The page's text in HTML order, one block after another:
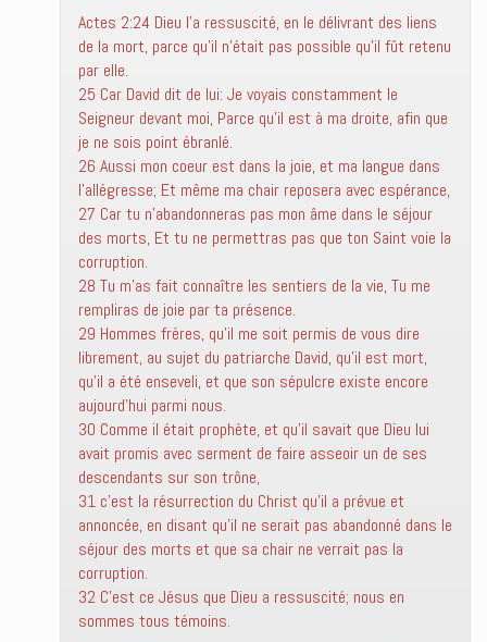
Actes 2:24 Dieu l’a ressuscité, en le délivrant des liens
de la mort, parce qu’il n’était pas possible qu’il fût retenu
par elle.
25 Car David dit de lui: Je voyais constamment le
Seigneur devant moi, Parce qu’il est à ma droite, afin que
je ne sois point ébranlé.
26 Aussi mon coeur est dans la joie, et ma langue dans
l’allégresse; Et même ma chair reposera avec espérance,
27 Car tu n’abandonneras pas mon âme dans le séjour
des morts, Et tu ne permettras pas que ton Saint voie la
corruption.
28 Tu m’as fait connaître les sentiers de la vie, Tu me
rempliras de joie par ta présence.
29 Hommes frères, qu’il me soit permis de vous dire
librement, au sujet du patriarche David, qu’il est mort,
qu’il a été enseveli, et que son sépulcre existe encore
aujourd’hui parmi nous.
30 Comme il était prophète, et qu’il savait que Dieu lui
avait promis avec serment de faire asseoir un de ses
descendants sur son trône,
31 c’est la résurrection du Christ qu’il a prévue et
annoncée, en disant qu’il ne serait pas abandonné dans le
séjour des morts et que sa chair ne verrait pas la
corruption.
32 C’est ce Jésus que Dieu a ressuscité; nous en
sommes tous témoins.